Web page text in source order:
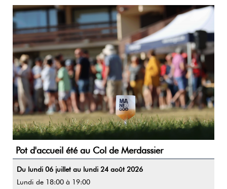
Pot d'accueil été au Col de Merdassier
Du lundi 06 juillet au lundi 24 août 2026
Lundi de 18:00 à 19:00